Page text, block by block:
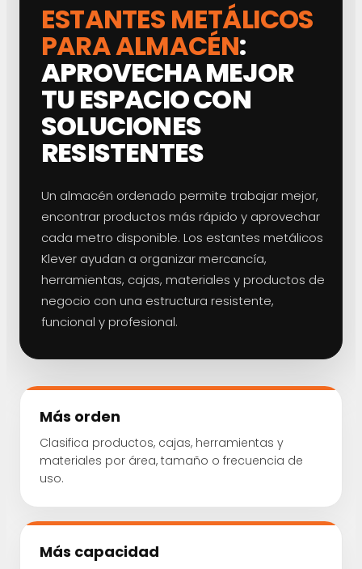
ESTANTES METÁLICOS
PARA ALMACÉN:
APROVECHA MEJOR
TU ESPACIO CON
SOLUCIONES
RESISTENTES
Un almacén ordenado permite trabajar mejor,
encontrar productos más rápido y aprovechar
cada metro disponible. Los estantes metálicos
Klever ayudan a organizar mercancía,
herramientas, cajas, materiales y productos de
negocio con una estructura resistente,
funcional y profesional.
Más orden
Clasifica productos, cajas, herramientas y
materiales por área, tamaño o frecuencia de
uso.
Más capacidad